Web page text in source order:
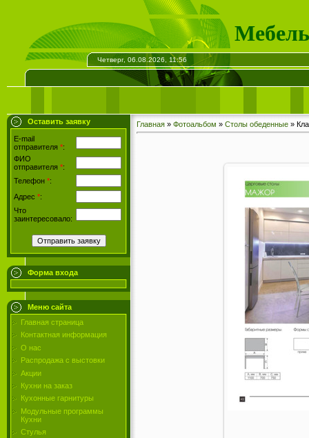
Четверг, 06.08.2026, 11:56
Оставить заявку
E-mail
отправителя *:
ФИО
отправителя *:
Телефон *:
Адрес *:
Что
заинтересовало:
Форма входа
Меню сайта
Главная страница
Контактная информация
О нас
Распродажа с выстовки
Акции
Кухни на заказ
Кухонные гарнитуры
Модульные программы
Кухни
Стулья
Главная » Фотоальбом » Столы обеденные »